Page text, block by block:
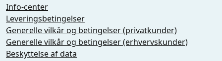
Info-center
Leveringsbetingelser
Generelle vilkår og betingelser (privatkunder)
Generelle vilkår og betingelser (erhvervskunder)
Beskyttelse af data